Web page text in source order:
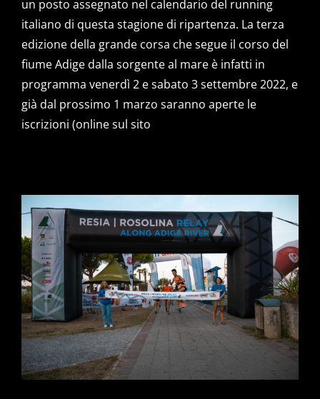
un posto assegnato nel calendario del running
italiano di questa stagione di ripartenza. La terza
edizione della grande corsa che segue il corso del
fiume Adige dalla sorgente al mare è infatti in
programma venerdì 2 e sabato 3 settembre 2022, e
già dal prossimo 1 marzo saranno aperte le
iscrizioni (online sul sito
RESIA ROSOLINA RELAY,
EDIZIONE DA RICORDARE
VINCONO I “SENZA PAURA”
ARRIVATI DA ROMA